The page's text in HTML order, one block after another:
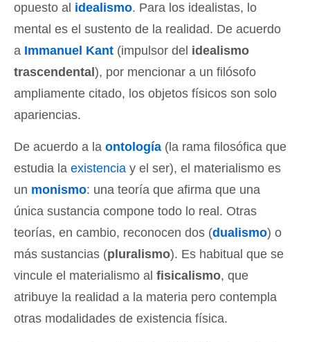
opuesto al idealismo. Para los idealistas, lo
mental es el sustento de la realidad. De acuerdo
a Immanuel Kant (impulsor del idealismo
trascendental), por mencionar a un filósofo
ampliamente citado, los objetos físicos son solo
apariencias.
De acuerdo a la ontología (la rama filosófica que
estudia la existencia y el ser), el materialismo es
un monismo: una teoría que afirma que una
única sustancia compone todo lo real. Otras
teorías, en cambio, reconocen dos (dualismo) o
más sustancias (pluralismo). Es habitual que se
vincule el materialismo al fisicalismo, que
atribuye la realidad a la materia pero contempla
otras modalidades de existencia física.